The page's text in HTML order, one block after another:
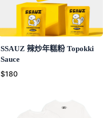
SSAUZ 辣炒年糕粉 Topokki
Sauce
$180